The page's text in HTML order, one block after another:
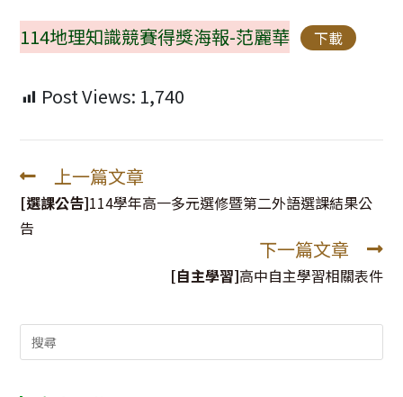
114地理知識競賽得獎海報-范麗華
下載
Post Views: 1,740
Read
more
articles
上一篇文章
[選課公告]114學年高一多元選修暨第二外語選課結果公
告
下一篇文章
[自主學習]高中自主學習相關表件
Search
for: